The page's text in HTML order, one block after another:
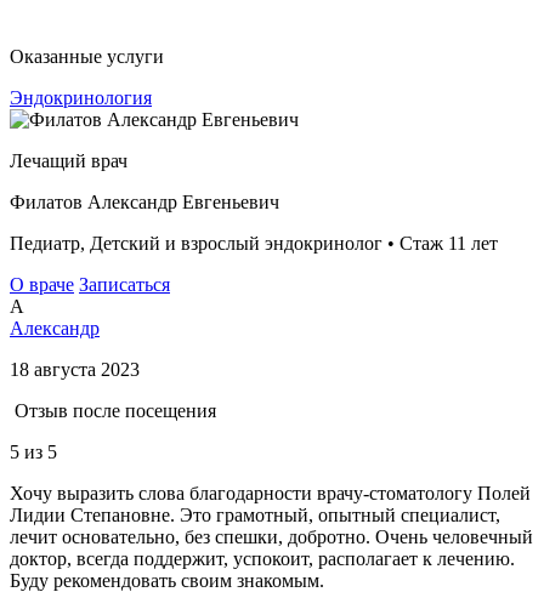
Оказанные услуги
Эндокринология
Лечащий врач
Филатов Александр Евгеньевич
Педиатр, Детский и взрослый эндокринолог • Стаж 11 лет
О враче Записаться
А
Александр
18 августа 2023
Отзыв после посещения
5 из 5
Хочу выразить слова благодарности врачу-стоматологу Полей
Лидии Степановне. Это грамотный, опытный специалист,
лечит основательно, без спешки, добротно. Очень человечный
доктор, всегда поддержит, успокоит, располагает к лечению.
Буду рекомендовать своим знакомым.